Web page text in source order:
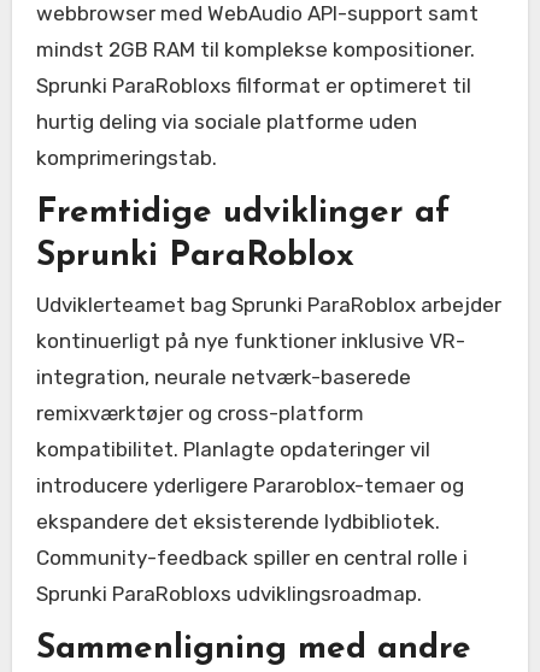
webbrowser med WebAudio API-support samt
mindst 2GB RAM til komplekse kompositioner.
Sprunki ParaRobloxs filformat er optimeret til
hurtig deling via sociale platforme uden
komprimeringstab.
Fremtidige udviklinger af
Sprunki ParaRoblox
Udviklerteamet bag Sprunki ParaRoblox arbejder
kontinuerligt på nye funktioner inklusive VR-
integration, neurale netværk-baserede
remixværktøjer og cross-platform
kompatibilitet. Planlagte opdateringer vil
introducere yderligere Pararoblox-temaer og
ekspandere det eksisterende lydbibliotek.
Community-feedback spiller en central rolle i
Sprunki ParaRobloxs udviklingsroadmap.
Sammenligning med andre